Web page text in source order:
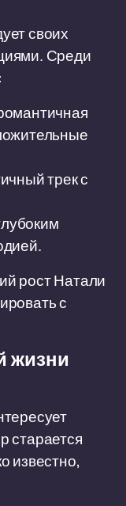
своих
Среди
трек с
рост Натали
с
жизни
старается
известно,